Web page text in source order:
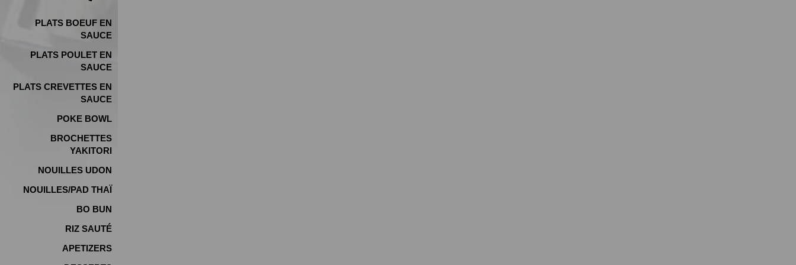
PLATS BOEUF EN
SAUCE
PLATS POULET EN
SAUCE
PLATS CREVETTES EN
SAUCE
POKE BOWL
BROCHETTES
YAKITORI
NOUILLES UDON
NOUILLES/PAD THAÏ
BO BUN
RIZ SAUTÉ
APETIZERS